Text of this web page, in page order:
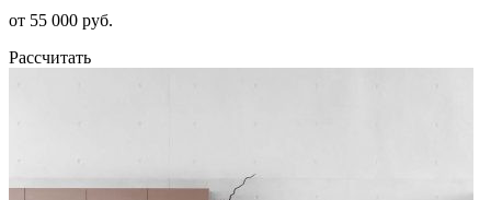
от 55 000 руб.
Рассчитать